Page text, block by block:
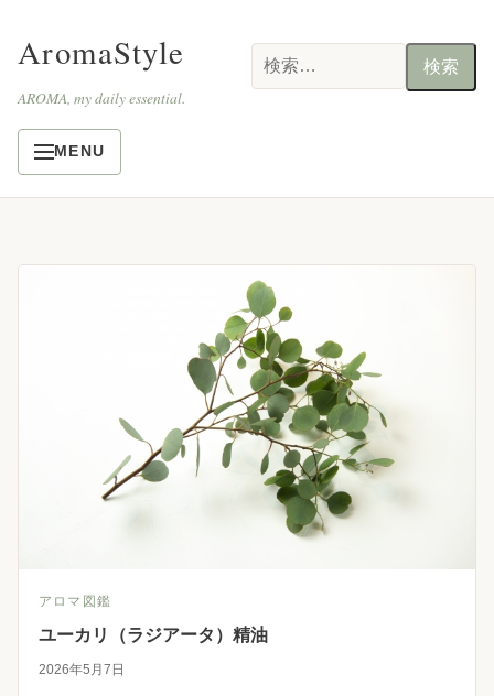
AromaStyle
AROMA, my daily essential.
MENU
検
索:
アロマ図鑑
ユーカリ（ラジアータ）精油
2026年5月7日